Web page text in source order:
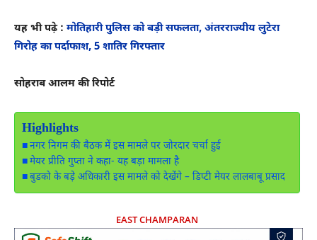
यह भी पढ़े : मोतिहारी पुलिस को बड़ी सफलता, अंतरराज्यीय लुटेरा
गिरोह का पर्दाफाश, 5 शातिर गिरफ्तार
सोहराब आलम की रिपोर्ट
Highlights
नगर निगम की बैठक में इस मामले पर जोरदार चर्चा हुई
मेयर प्रीति गुप्ता ने कहा- यह बड़ा मामला है
बुडको के बड़े अधिकारी इस मामले को देखेंगे – डिप्टी मेयर लालबाबू प्रसाद
EAST CHAMPARAN